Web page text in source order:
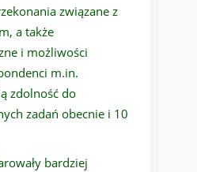
związane z
a także
i możliwości
m.in.
zdolność do
zadań obecnie i 10
bardziej